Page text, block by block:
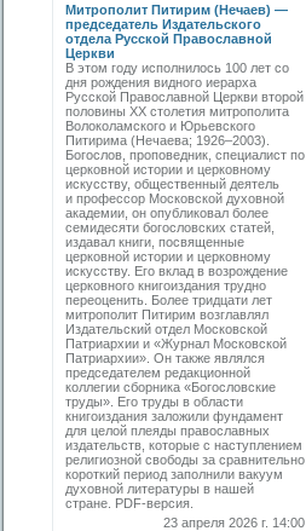
Митрополит Питирим (Нечаев) —
председатель Издательского
отдела Русской Православной
Церкви
В этом году исполнилось 100 лет со
дня рождения видного иерарха
Русской Православной Церкви второй
половины XX столетия митрополита
Волоколамского и Юрьевского
Питирима (Нечаева; 1926–2003).
Богослов, проповедник, специалист по
церковной истории и церковному
искусству, общественный деятель
и профессор Московской духовной
академии, он опубликовал более
семидесяти богословских статей,
издавал книги, посвященные
церковной истории и церковному
искусству. Его вклад в возрождение
церковного книгоиздания трудно
переоценить. Более тридцати лет
митрополит Питирим возглавлял
Издательский отдел Московской
Патриархии и «Журнал Московской
Патриархии». Он также являлся
председателем редакционной
коллегии сборника «Богословские
труды». Его труды в области
книгоиздания заложили фундамент
для целой плеяды православных
издательств, которые с наступлением
религиозной свободы за сравнительно
короткий период заполнили вакуум
духовной литературы в нашей
стране. PDF-версия.
23 апреля 2026 г. 14:00